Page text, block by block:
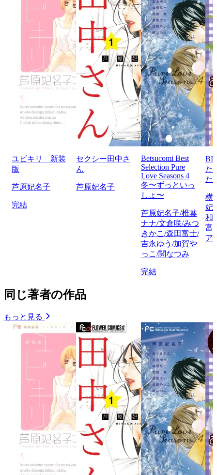
ユビキリ 新装
版
芦原妃名子
完結
セクシー田中さ
ん
芦原妃名子
Betsucomi Best
Selection Pure
Love Seasons 4
冬〜ずっといっ
しょ〜
芦原妃名子/椎葉
ナナ/文倉咲/みつ
きかこ/森田富士/
吉永ゆう/加賀や
っこ/関なつみ
完結
た
た
横
妃
和
富
ア
同じ著者の作品
もっと見る